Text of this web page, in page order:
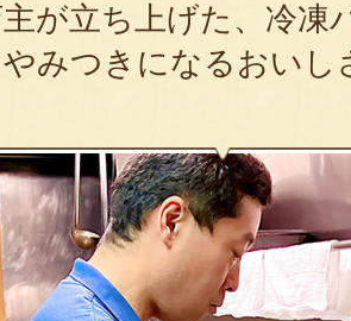
が立ち上げた、冷凍
みつきになるおいし